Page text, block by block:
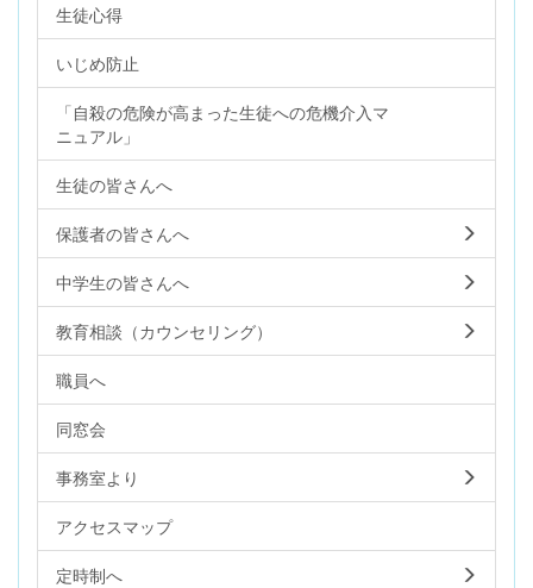
生徒心得
いじめ防止
「自殺の危険が高まった生徒への危機介入マ
ニュアル」
生徒の皆さんへ
保護者の皆さんへ
中学生の皆さんへ
教育相談（カウンセリング）
職員へ
同窓会
事務室より
アクセスマップ
定時制へ